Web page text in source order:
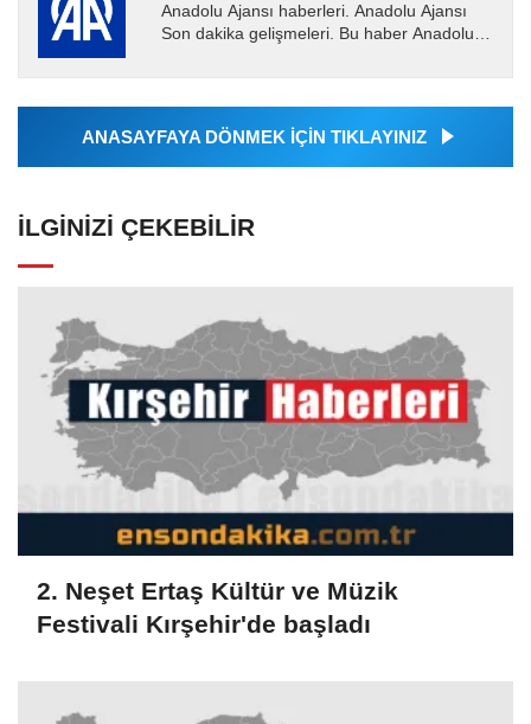
Anadolu Ajansı haberleri. Anadolu Ajansı
Son dakika gelişmeleri. Bu haber Anadolu
Ajansı tarafından...
ANASAYFAYA DÖNMEK İÇİN TIKLAYINIZ
İLGINIZI ÇEKEBILIR
2. Neşet Ertaş Kültür ve Müzik
Festivali Kırşehir'de başladı